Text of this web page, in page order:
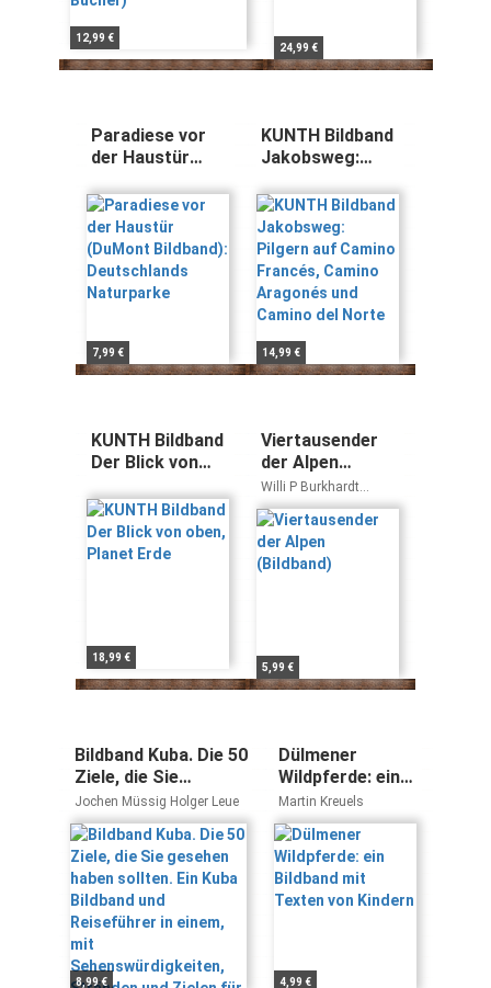
12,99 €
24,99 €
Paradiese vor
der Haustür
Bildband):
Deutschlands
Naturparke
7,99 €
KUNTH Bildband
Jakobsweg:
Camino Francés,
Camino
Aragonés und
Camino del
Norte
14,99 €
KUNTH Bildband
Der Blick von
Erde
18,99 €
Viertausender
der Alpen
(Bildband)
Willi P Burkhardt
Helmut Dumler
5,99 €
Bildband Kuba. Die 50
Ziele, die Sie
gesehen haben
sollten. Ein Kuba
Bildband und
Reiseführer in
einem, mit
Sehenswürdigkeiten,
Stränden und Zielen
für Ihre Reise nach
Kuba. (Highlights)
Jochen Müssig Holger Leue
8,99 €
Dülmener
Wildpferde: ein
Bildband mit
Texten von
Kindern
Martin Kreuels
4,99 €